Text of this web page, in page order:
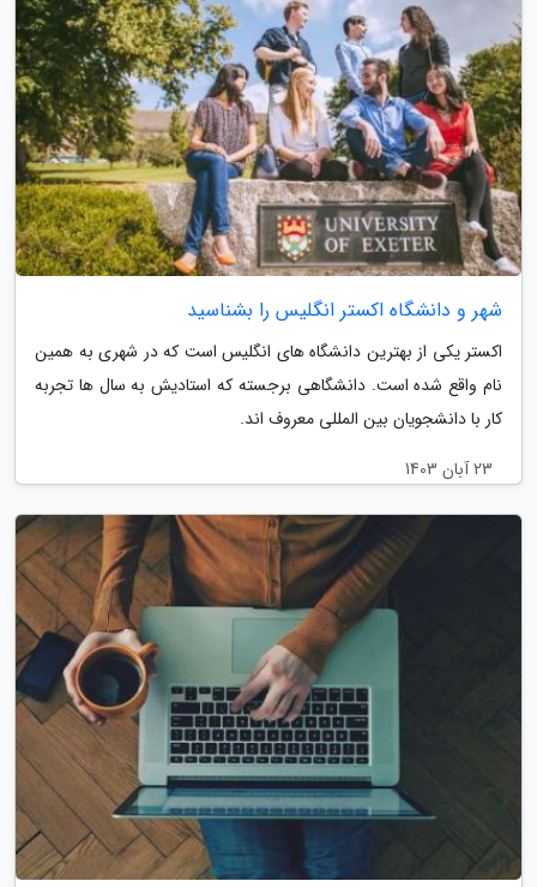
شهر و دانشگاه اکستر انگلیس را بشناسید
اکستر یکی از بهترین دانشگاه های انگلیس است که در شهری به همین
نام واقع شده است. دانشگاهی برجسته که استادیش به سال ها تجربه
کار با دانشجویان بین المللی معروف اند.
23 آبان 1403